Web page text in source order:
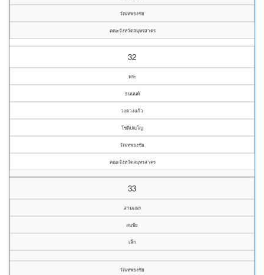
วัดเทพธงชัย
คณะจังหวัดสมุทรสาคร
32
พระ
ธนนนท์
วงดวงแก้ว
โชติปญฺโญ
วัดเทพธงชัย
คณะจังหวัดสมุทรสาคร
33
สามเณร
สมชัย
เล็ก
วัดเทพธงชัย